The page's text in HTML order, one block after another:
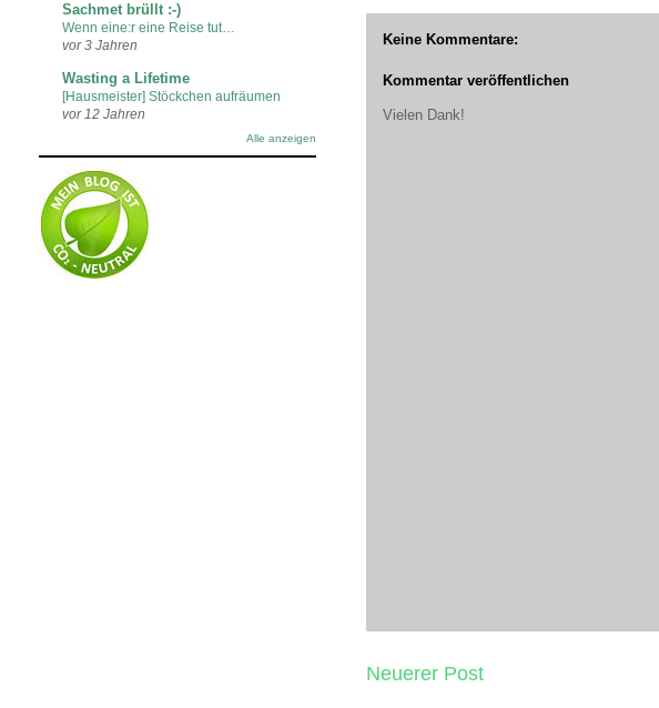
Keine Kommentare:
Kommentar veröffentlichen
Vielen Dank!
Neuerer Post
Sachmet brüllt :-)
Wenn eine:r eine Reise tut…
vor 3 Jahren
Wasting a Lifetime
[Hausmeister] Stöckchen aufräumen
vor 12 Jahren
Alle anzeigen